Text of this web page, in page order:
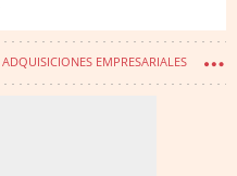
ADQUISICIONES EMPRESARIALES